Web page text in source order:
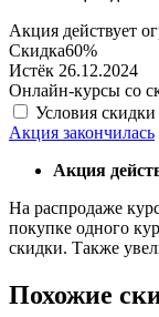
Акция действует
Скидка60%
Истёк 26.12.2024
Онлайн-курсы со
Условия скидки
Акция закончилась
Акция
На распродаже
покупке одного
скидки. Также
Похожие